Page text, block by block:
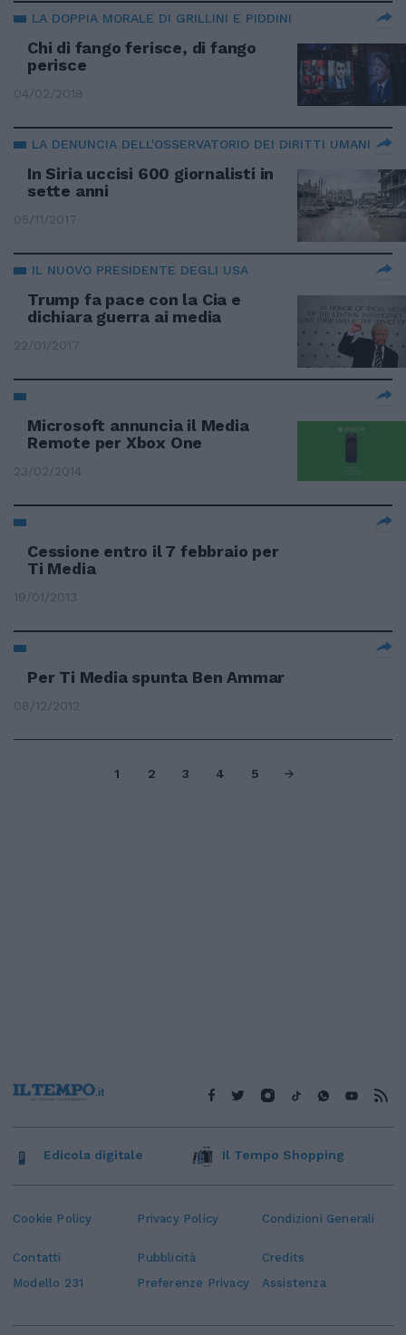
LA DOPPIA MORALE DI GRILLINI E PIDDINI
Chi di fango ferisce, di fango
perisce
04/02/2018
LA DENUNCIA DELL'OSSERVATORIO DEI DIRITTI UMANI
In Siria uccisi 600 giornalisti in
sette anni
05/11/2017
IL NUOVO PRESIDENTE DEGLI USA
Trump fa pace con la Cia e
dichiara guerra ai media
22/01/2017
Microsoft annuncia il Media
Remote per Xbox One
23/02/2014
Cessione entro il 7 febbraio per
Ti Media
19/01/2013
Per Ti Media spunta Ben Ammar
08/12/2012
1 2 3 4 5
Cookie Policy Privacy Policy Condizioni Generali
Contatti Pubblicità
Credits
Modello 231
Preferenze Privacy Assistenza
Edicola digitale Il Tempo Shopping